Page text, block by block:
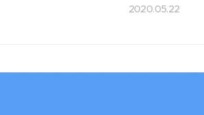
2020.05.22